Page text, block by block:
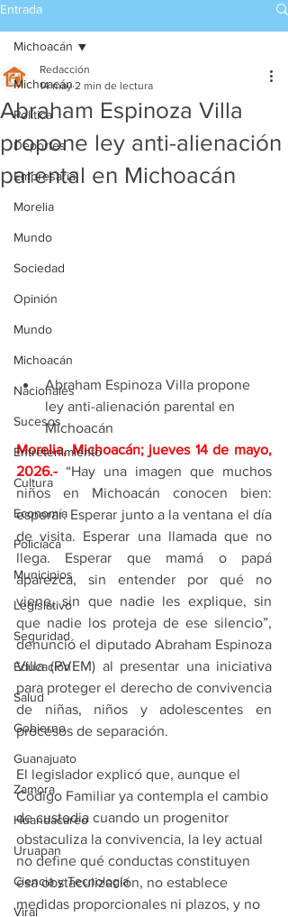
Entrada
Michoacán
Política
Deportes
Empresarial
Morelia
Mundo
Sociedad
Opinión
Mundo
Michoacán
Nacionales
Sucesos
Entretenimiento
Cultura
Economía
Policíaca
Municipios
Legislativo
Seguridad
Educación
Salud
Gobierno
Guanajuato
Zamora
Huandacareo
Uruapan
Ciencia y Tecnología
Viral
Michoacán
Abraham Espinoza Villa
propone ley anti-alienación
parental en Michoacán
Redacción
14 may 2 min de lectura
Abraham Espinoza Villa propone
ley anti-alienación parental en
Michoacán
Morelia, Michoacán; jueves 14 de mayo,
2026.- “Hay una imagen que muchos
niños en Michoacán conocen bien:
esperar. Esperar junto a la ventana el día
de visita. Esperar una llamada que no
llega. Esperar que mamá o papá
aparezca, sin entender por qué no
viene, sin que nadie les explique, sin
que nadie los proteja de ese silencio”,
denunció el diputado Abraham Espinoza
Villa (PVEM) al presentar una iniciativa
para proteger el derecho de convivencia
de niñas, niños y adolescentes en
procesos de separación.
El legislador explicó que, aunque el
Código Familiar ya contempla el cambio
de custodia cuando un progenitor
obstaculiza la convivencia, la ley actual
no define qué conductas constituyen
esa obstaculización, no establece
medidas proporcionales ni plazos, y no